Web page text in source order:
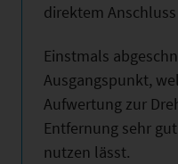
direktem
Einstmals
Ausgangspunkt,
Aufwertung zur
Entfernung sehr
nutzen lässt.